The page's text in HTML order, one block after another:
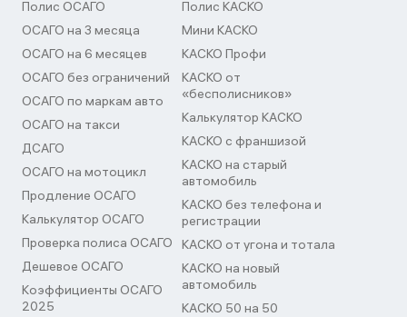
Полис ОСАГО
ОСАГО на 3 месяца
ОСАГО на 6 месяцев
ОСАГО без ограничений
ОСАГО по маркам авто
ОСАГО на такси
ДСАГО
ОСАГО на мотоцикл
Продление ОСАГО
Калькулятор ОСАГО
Проверка полиса ОСАГО
Дешевое ОСАГО
Коэффициенты ОСАГО
2025
Полис КАСКО
Мини КАСКО
КАСКО Профи
КАСКО от
«бесполисников»
Калькулятор КАСКО
КАСКО с франшизой
КАСКО на старый
автомобиль
КАСКО без телефона и
регистрации
КАСКО от угона и тотала
КАСКО на новый
автомобиль
КАСКО 50 на 50